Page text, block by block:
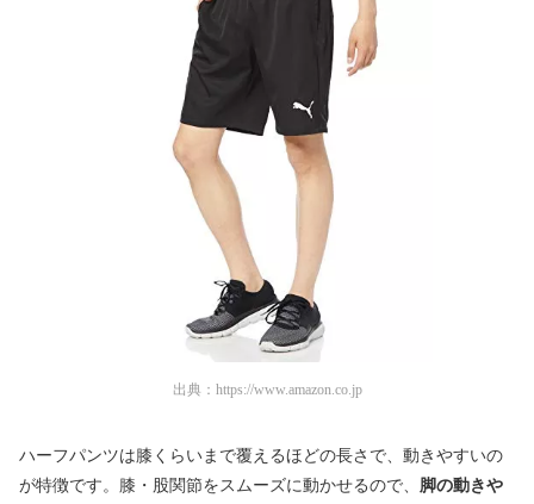
出典： https://www.amazon.co.jp
ハーフパンツは膝くらいまで覆えるほどの長さで、動きやすいの
が特徴です。膝・股関節をスムーズに動かせるので、 脚の動きや